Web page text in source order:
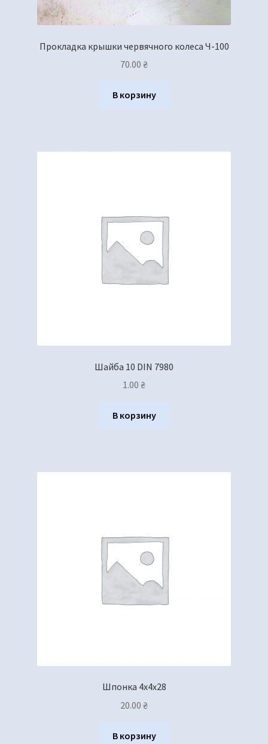
Прокладка крышки червячного колеса Ч-100
70.00 ₴
В корзину
Шайба 10 DIN 7980
1.00 ₴
В корзину
Шпонка 4х4х28
20.00 ₴
В корзину